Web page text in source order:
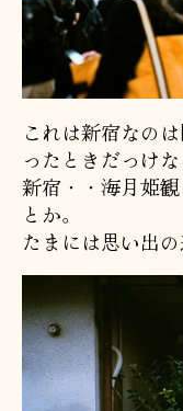
これは新宿なの
ったときだっけな
新宿・・海月姫観
とか。
たまには思い出